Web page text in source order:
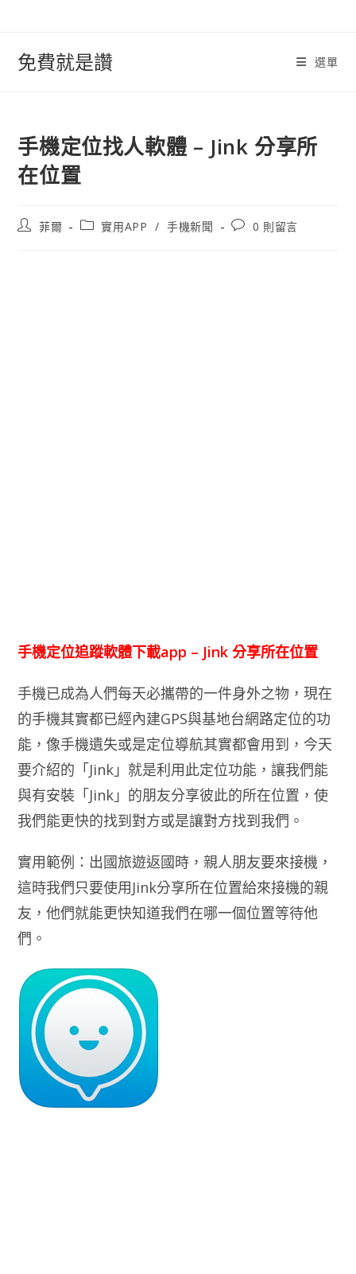
免費就是讚 選單
手機定位找人軟體 – Jink 分享所
在位置
文
菲爾
文
實用APP / 手機新聞
文
0 則留言
手機定位追蹤軟體下載app – Jink 分享所在位置
手機已成為人們每天必攜帶的一件身外之物，現在
的手機其實都已經內建GPS與基地台網路定位的功
能，像手機遺失或是定位導航其實都會用到，今天
要介紹的「Jink」就是利用此定位功能，讓我們能
與有安裝「Jink」的朋友分享彼此的所在位置，使
我們能更快的找到對方或是讓對方找到我們。
實用範例：出國旅遊返國時，親人朋友要來接機，
這時我們只要使用Jink分享所在位置給來接機的親
友，他們就能更快知道我們在哪一個位置等待他
們。